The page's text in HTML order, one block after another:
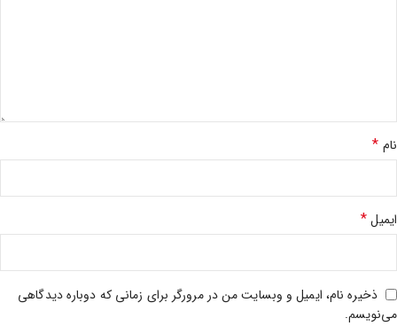
نام *
ایمیل*
ذخیره نام، ایمیل و وبسایت من در مرورگر برای زمانی که دوباره دیدگاهی
می‌نویسم.